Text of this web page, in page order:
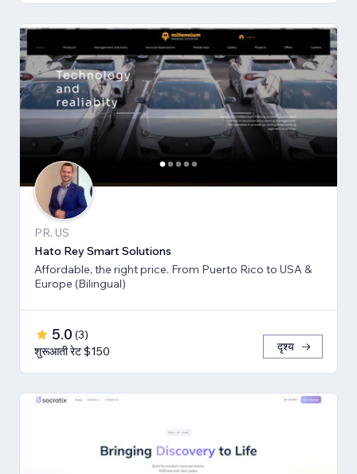
PR, US
Hato Rey Smart Solutions
Affordable, the right price. From Puerto Rico to USA &
Europe (Bilingual)
5.0 (3)
शुरूआती रेट $150
दृश्य